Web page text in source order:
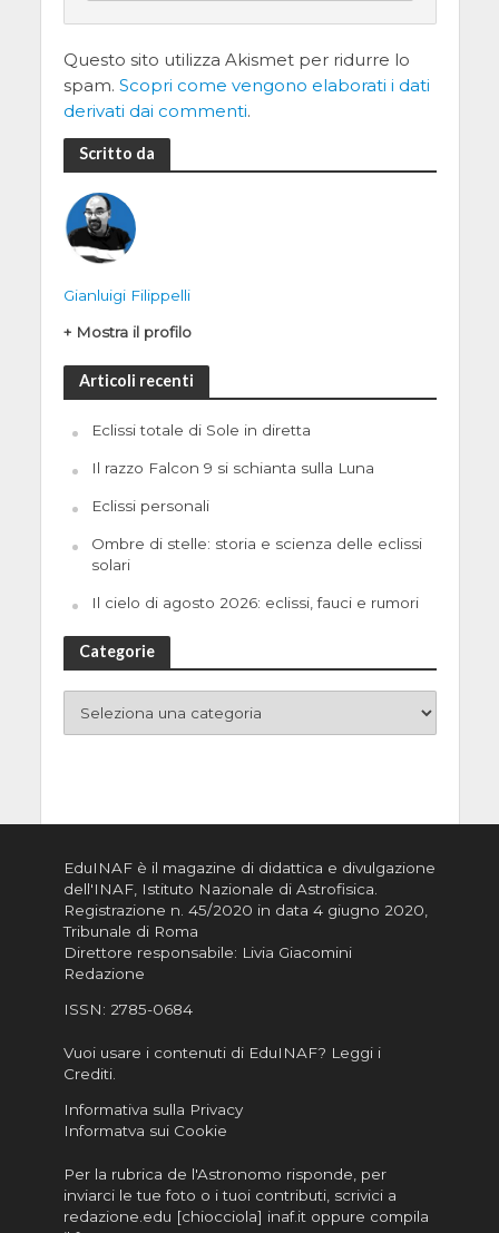
Questo sito utilizza Akismet per ridurre lo
spam. Scopri come vengono elaborati i dati
derivati dai commenti.
Scritto da
Gianluigi Filippelli
+ Mostra il profilo
Articoli recenti
Eclissi totale di Sole in diretta
Il razzo Falcon 9 si schianta sulla Luna
Eclissi personali
Ombre di stelle: storia e scienza delle eclissi
solari
Il cielo di agosto 2026: eclissi, fauci e rumori
Categorie
EduINAF è il magazine di didattica e divulgazione
dell'INAF, Istituto Nazionale di Astrofisica
Registrazione n. 45/2020 in data 4 giugno 2020,
Tribunale di Roma
Direttore responsabile: Livia Giacomini
Redazione
ISSN: 2785-0684
Vuoi usare i contenuti di EduINAF? Leggi i
Crediti.
Informativa sulla Privacy
Informatva sui Cookie
Per la rubrica de l'Astronomo risponde, per
inviarci le tue foto o i tuoi contributi, scrivici a
redazione.edu [chiocciola] inaf.it oppure compila